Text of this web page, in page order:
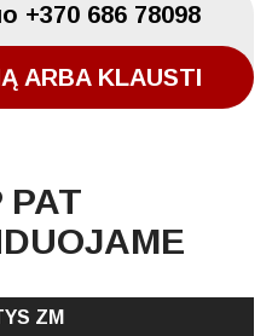
+370 686 78098
ARBA KLAUSTI
PAT
ZM